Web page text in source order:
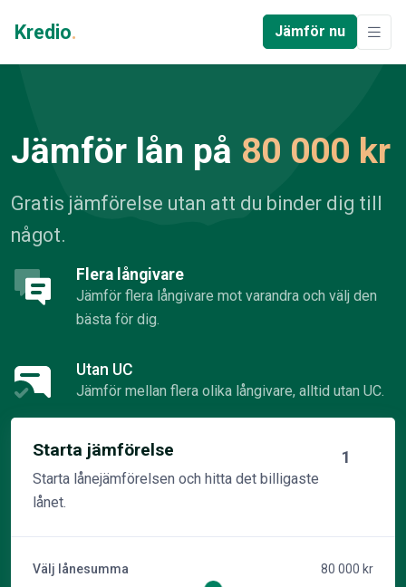
Kredio. Jämför nu
Jämför lån på 80 000 kr
Gratis jämförelse utan att du binder dig till
något.
Flera långivare
Jämför flera långivare mot varandra och välj den
bästa för dig.
Utan UC
Jämför mellan flera olika långivare, alltid utan UC.
Starta jämförelse
Starta lånejämförelsen och hitta det billigaste
lånet.
1
Välj lånesumma 80 000 kr